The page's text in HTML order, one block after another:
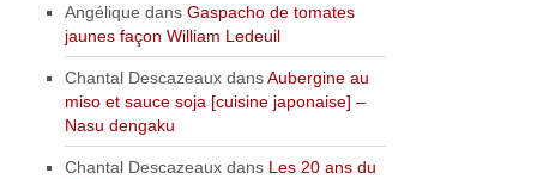
Angélique dansGaspacho de tomates
jaunes façon William Ledeuil
Chantal Descazeaux dansAubergine au
miso et sauce soja [cuisine japonaise] –
Nasu dengaku
Chantal Descazeaux dans Les 20 ans du